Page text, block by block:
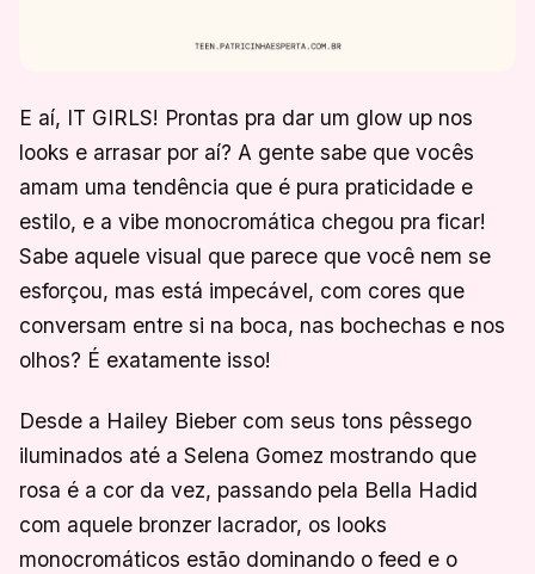
E aí, IT GIRLS! Prontas pra dar um glow up nos
looks e arrasar por aí? A gente sabe que vocês
amam uma tendência que é pura praticidade e
estilo, e a vibe monocromática chegou pra ficar!
Sabe aquele visual que parece que você nem se
esforçou, mas está impecável, com cores que
conversam entre si na boca, nas bochechas e nos
olhos? É exatamente isso!
Desde a Hailey Bieber com seus tons pêssego
iluminados até a Selena Gomez mostrando que
rosa é a cor da vez, passando pela Bella Hadid
com aquele bronzer lacrador, os looks
monocromáticos estão dominando o feed e o